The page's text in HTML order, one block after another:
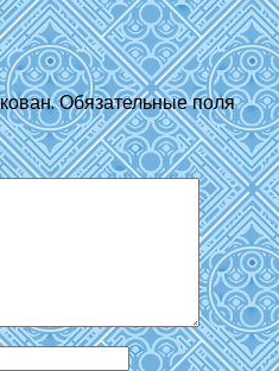
Обязательные поля